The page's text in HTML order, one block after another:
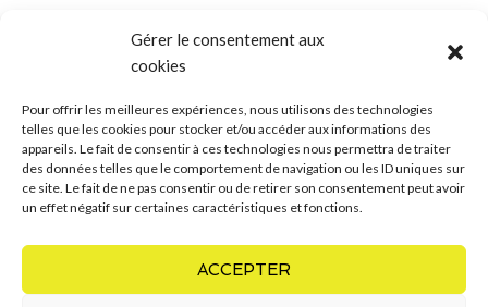
Gérer le consentement aux
cookies
Pour offrir les meilleures expériences, nous utilisons des technologies
telles que les cookies pour stocker et/ou accéder aux informations des
appareils. Le fait de consentir à ces technologies nous permettra de traiter
des données telles que le comportement de navigation ou les ID uniques sur
ce site. Le fait de ne pas consentir ou de retirer son consentement peut avoir
un effet négatif sur certaines caractéristiques et fonctions.
ACCEPTER
Total height:11 inches
Total width:7 inches
- back to urns -